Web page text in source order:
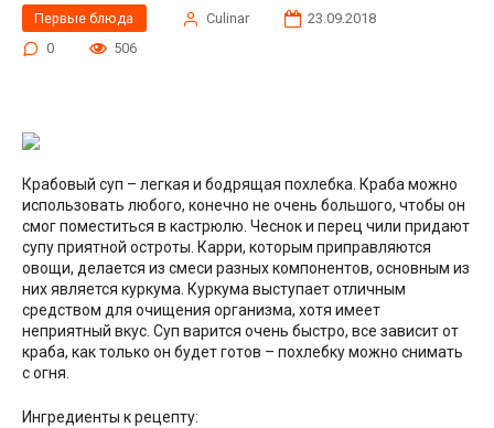
Первые блюда Сulinar
23.09.2018
0
506
Крабовый суп – легкая и бодрящая похлебка. Краба можно
использовать любого, конечно не очень большого, чтобы он
смог поместиться в кастрюлю. Чеснок и перец чили придают
супу приятной остроты. Карри, которым приправляются
овощи, делается из смеси разных компонентов, основным из
них является куркума. Куркума выступает отличным
средством для очищения организма, хотя имеет
неприятный вкус. Суп варится очень быстро, все зависит от
краба, как только он будет готов – похлебку можно снимать
с огня.
Ингредиенты к рецепту: